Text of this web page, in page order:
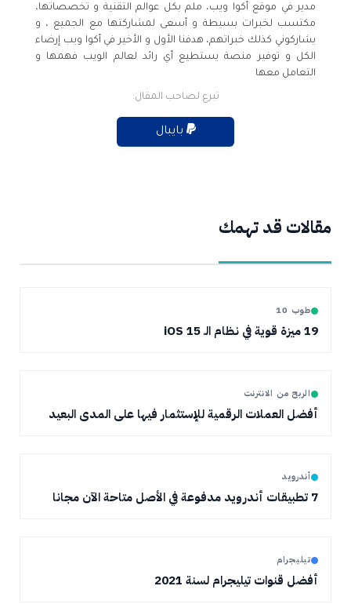
مدير في موقع أكوا ويب، ملم بكل عوالم التقنية و تخصصاتها،
مكتسب لخبرات بسيطة و أسعى لمشاركتها مع الجميع ، و
يشاركوني كذلك خبراتهم، هدفنا الأول و الأخير في أكوا ويب إرضاء
الكل و توفير منصة يستطيع أي رائد لعالم الويب فهمها و
التعامل معها
تبرع لصاحب المقال:
مقالات قد تهمك
طوب 10
19 ميزة قوية في نظام الـ iOS 15
الربح من الانترنت
أفضل العملات الرقمية للإستثمار فيها على المدى البعيد
أندرويد
7 تطبيقات أندرويد مدفوعة في الأصل متاحة الآن مجانا
تيليجرام
أفضل قنوات تيليجرام لسنة 2021